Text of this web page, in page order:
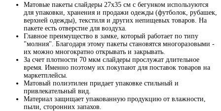
Матовые пакеты слайдеры 27х35 см с бегунком используются
для упаковки, хранения и продажи одежды (футболок, рубашек,
верхней одежды), текстиля и других непищевых товаров. На
пакете есть отверстие для воздуха.
Главное преимущество в замке, который работает по типу
"молния". Благодаря этому пакеты становятся многоразовыми -
их можно многократно открывать и закрывать.
За счет плотности 70 мкм слайдеры прослужат длительное
время. Именно поэтому их покупают для поставок товаров на
маркетплейсы.
Матовый полиэтилен придает упаковке стильный и
привлекательный вид.
Материал защищает упакованную продукцию от влажности,
пыли, сторонних запахов.